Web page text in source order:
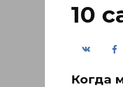
10
Когда